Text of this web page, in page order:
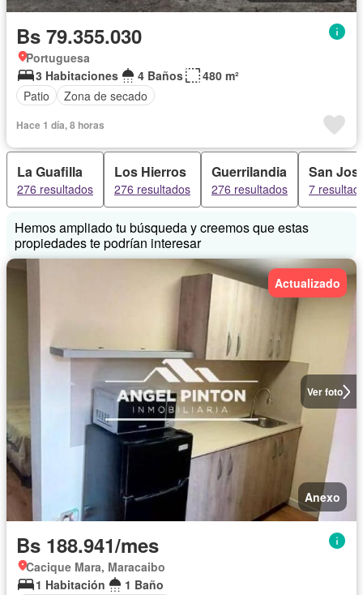
Bs 79.355.030
Portuguesa
3 Habitaciones
4 Baños
480 m²
Patio
Zona de secado
Hace 1 día, 8 horas
La Guafilla
276 resultados
Los Hierros
276 resultados
Guerrilandia
276 resultados
San
7
Hemos ampliado tu búsqueda y creemos que estas
propiedades te podrían interesar
Ver foto
Actualizado
Anexo
Bs 188.941/mes
Cacique Mara, Maracaibo
1 Habitación
1 Baño